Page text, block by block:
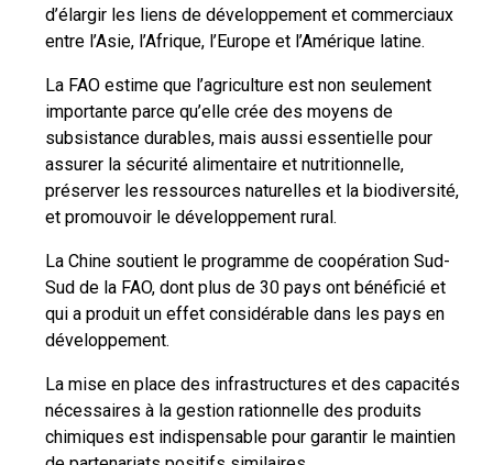
d’élargir les liens de développement et commerciaux
entre l’Asie, l’Afrique, l’Europe et l’Amérique latine.
La FAO estime que l’agriculture est non seulement
importante parce qu’elle crée des moyens de
subsistance durables, mais aussi essentielle pour
assurer la sécurité alimentaire et nutritionnelle,
préserver les ressources naturelles et la biodiversité,
et promouvoir le développement rural.
La Chine soutient le programme de coopération Sud-
Sud de la FAO, dont plus de 30 pays ont bénéficié et
qui a produit un effet considérable dans les pays en
développement.
La mise en place des infrastructures et des capacités
nécessaires à la gestion rationnelle des produits
chimiques est indispensable pour garantir le maintien